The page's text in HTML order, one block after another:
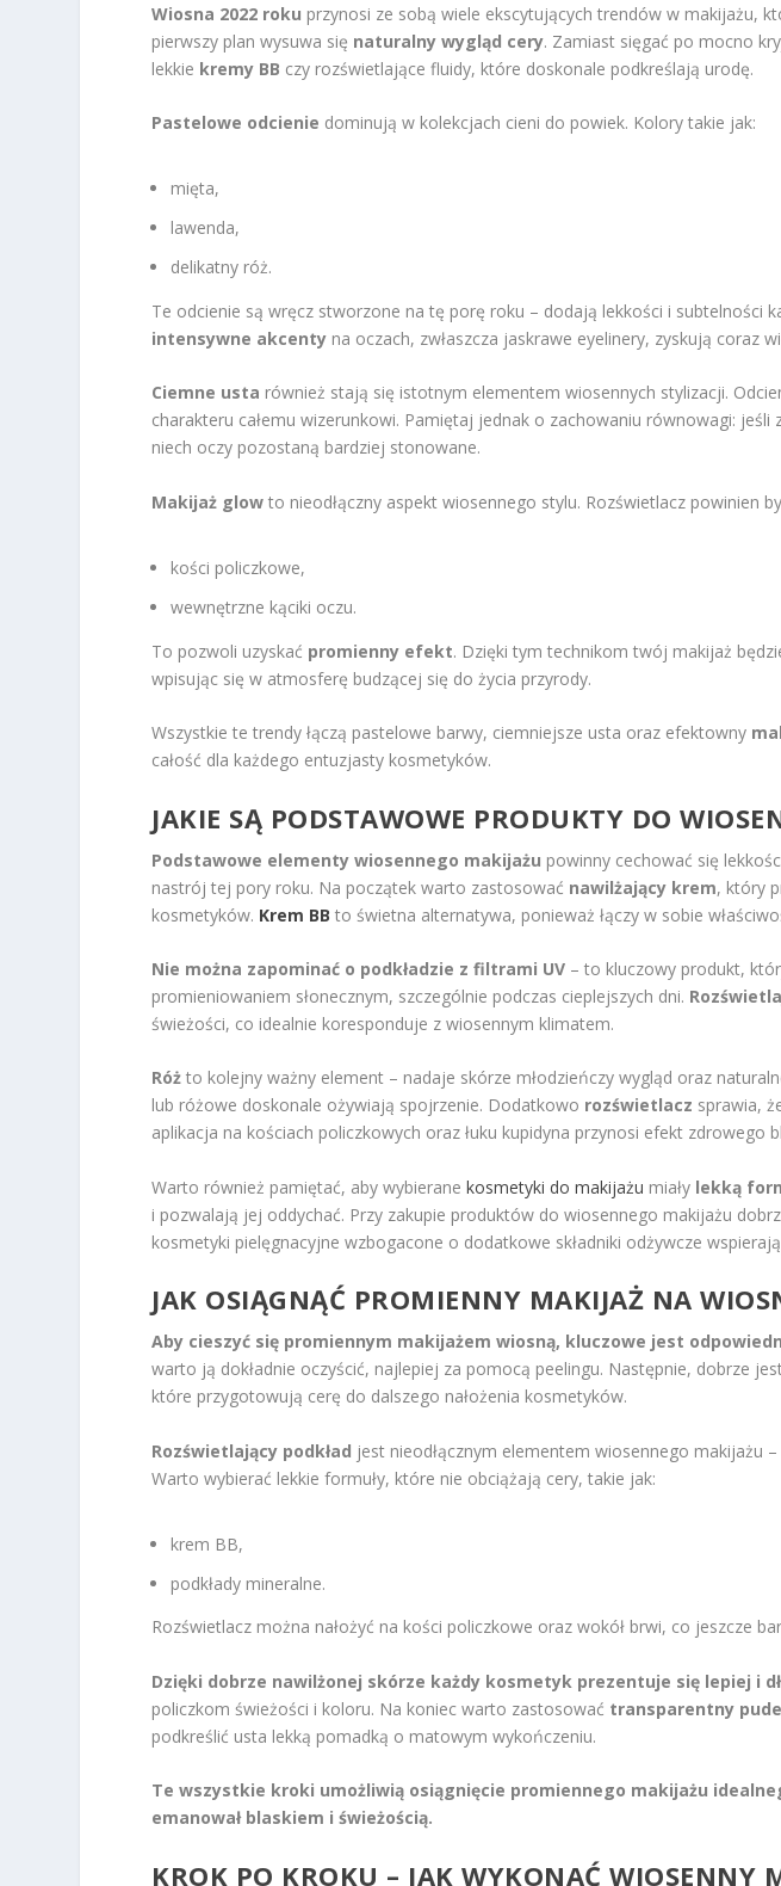
Wiosna 2022 roku przynosi ze sobą wiele ekscytujących trendów w makijażu,
pierwszy plan wysuwa się naturalny wygląd cery. Zamiast sięgać po mocno
lekkie kremy BB czy rozświetlające fluidy, które doskonale podkreślają urodę.
Pastelowe odcienie dominują w kolekcjach cieni do powiek. Kolory takie jak:
mięta,
lawenda,
delikatny róż.
Te odcienie są wręcz stworzone na tę porę roku – dodają lekkości i subtelności
intensywne akcenty na oczach, zwłaszcza jaskrawe eyelinery, zyskują coraz
Ciemne usta również stają się istotnym elementem wiosennych stylizacji.
charakteru całemu wizerunkowi. Pamiętaj jednak o zachowaniu równowagi: jeśli
niech oczy pozostaną bardziej stonowane.
Makijaż glow to nieodłączny aspekt wiosennego stylu. Rozświetlacz powinien
kości policzkowe,
wewnętrzne kąciki oczu.
To pozwoli uzyskać promienny efekt. Dzięki tym technikom twój makijaż
wpisując się w atmosferę budzącej się do życia przyrody.
Wszystkie te trendy łączą pastelowe barwy, ciemniejsze usta oraz efektowny
całość dla każdego entuzjasty kosmetyków.
JAKIE SĄ PODSTAWOWE PRODUKTY DO
Podstawowe elementy wiosennego makijażu powinny cechować się
nastrój tej pory roku. Na początek warto zastosować nawilżający krem, który
kosmetyków. Krem BB to świetna alternatywa, ponieważ łączy w sobie
Nie można zapominać o podkładzie z filtrami UV – to kluczowy produkt,
promieniowaniem słonecznym, szczególnie podczas cieplejszych dni.
świeżości, co idealnie koresponduje z wiosennym klimatem.
Róż to kolejny ważny element – nadaje skórze młodzieńczy wygląd oraz
lub różowe doskonale ożywiają spojrzenie. Dodatkowo rozświetlacz sprawia,
aplikacja na kościach policzkowych oraz łuku kupidyna przynosi efekt zdrowego
Warto również pamiętać, aby wybieranekosmetyki do makijażu miały lekką
i pozwalają jej oddychać. Przy zakupie produktów do wiosennego makijażu
kosmetyki pielęgnacyjne wzbogacone o dodatkowe składniki odżywcze
JAK OSIĄGNĄĆ PROMIENNY MAKIJAŻ NA
Aby cieszyć się promiennym makijażem wiosną, kluczowe jest
warto ją dokładnie oczyścić, najlepiej za pomocą peelingu. Następnie, dobrze
które przygotowują cerę do dalszego nałożenia kosmetyków.
Rozświetlający podkład jest nieodłącznym elementem wiosennego makijażu
Warto wybierać lekkie formuły, które nie obciążają cery, takie jak:
krem BB,
podkłady mineralne.
Rozświetlacz można nałożyć na kości policzkowe oraz wokół brwi, co jeszcze
Dzięki dobrze nawilżonej skórze każdy kosmetyk prezentuje się lepiej i
policzkom świeżości i koloru. Na koniec warto zastosować transparentny
podkreślić usta lekką pomadką o matowym wykończeniu.
Te wszystkie kroki umożliwią osiągnięcie promiennego makijażu
emanował blaskiem i świeżością.
KROK PO KROKU – JAK WYKONAĆ WIOSENNY